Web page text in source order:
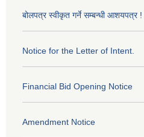
बोलपत्र स्वीकृत गर्ने सम्बन्धी आशयपत्र !
Notice for the Letter of Intent.
Financial Bid Opening Notice
Amendment Notice